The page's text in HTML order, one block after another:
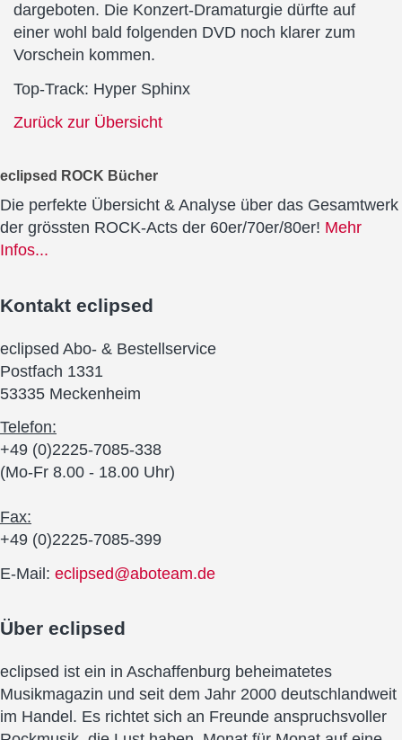
dargeboten. Die Konzert-Dramaturgie dürfte auf
einer wohl bald folgenden DVD noch klarer zum
Vorschein kommen.
Top-Track: Hyper Sphinx
Zurück zur Übersicht
eclipsed ROCK Bücher
Die perfekte Übersicht & Analyse über das Gesamtwerk
der grössten ROCK-Acts der 60er/70er/80er! Mehr
Infos...
Kontakt eclipsed
eclipsed Abo- & Bestellservice
Postfach 1331
53335 Meckenheim
Telefon:
+49 (0)2225-7085-338
(Mo-Fr 8.00 - 18.00 Uhr)
Fax:
+49 (0)2225-7085-399
E-Mail: eclipsed@aboteam.de
Über eclipsed
eclipsed ist ein in Aschaffenburg beheimatetes
Musikmagazin und seit dem Jahr 2000 deutschlandweit
im Handel. Es richtet sich an Freunde anspruchsvoller